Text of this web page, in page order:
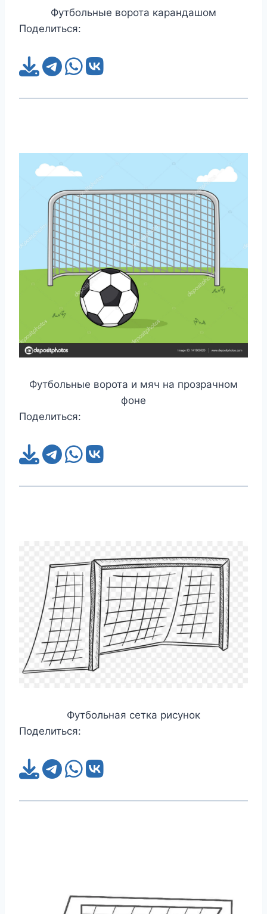
Футбольные ворота карандашом
Поделиться:
Футбольные ворота и мяч на прозрачном
фоне
Поделиться:
Футбольная сетка рисунок
Поделиться: